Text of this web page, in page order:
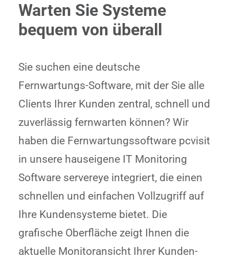
Warten Sie Systeme
bequem von überall
Sie suchen eine deutsche
Fernwartungs-Software, mit der Sie alle
Clients Ihrer Kunden zentral, schnell und
zuverlässig fernwarten können? Wir
haben die Fernwartungssoftware pcvisit
in unsere hauseigene IT Monitoring
Software servereye integriert, die einen
schnellen und einfachen Vollzugriff auf
Ihre Kundensysteme bietet. Die
grafische Oberfläche zeigt Ihnen die
aktuelle Monitoransicht Ihrer Kunden-